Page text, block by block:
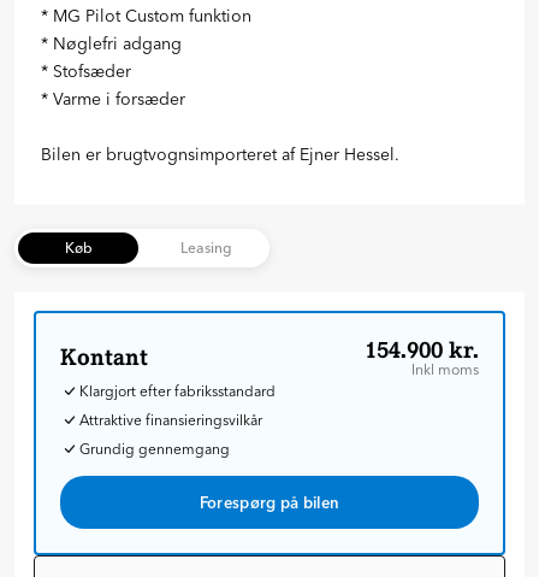
* MG Pilot Custom funktion
* Nøglefri adgang
* Stofsæder
* Varme i forsæder
Bilen er brugtvognsimporteret af Ejner Hessel.
Køb Leasing
Kontant 154.900 kr.
Inkl moms
Klargjort efter fabriksstandard
Attraktive finansieringsvilkår
Grundig gennemgang
Forespørg på bilen